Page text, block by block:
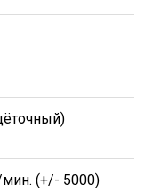
(+/- 5000)